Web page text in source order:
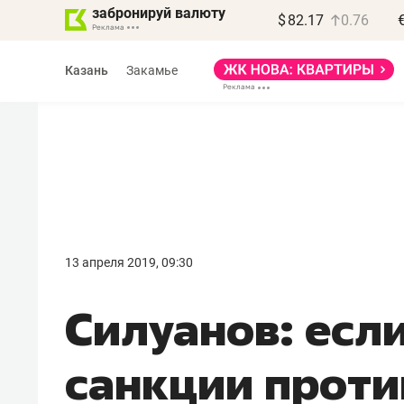
забронируй валюту $ 82.17 0.76
Казань Закамье
13 апреля 2019, 09:30
Силуанов:
санкции
правил, бизнес может
потерять минимум